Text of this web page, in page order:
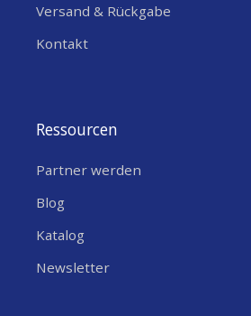
Versand & Rückgabe
Kontakt
Ressourcen
Partner werden
Blog
Katalog
Newsletter